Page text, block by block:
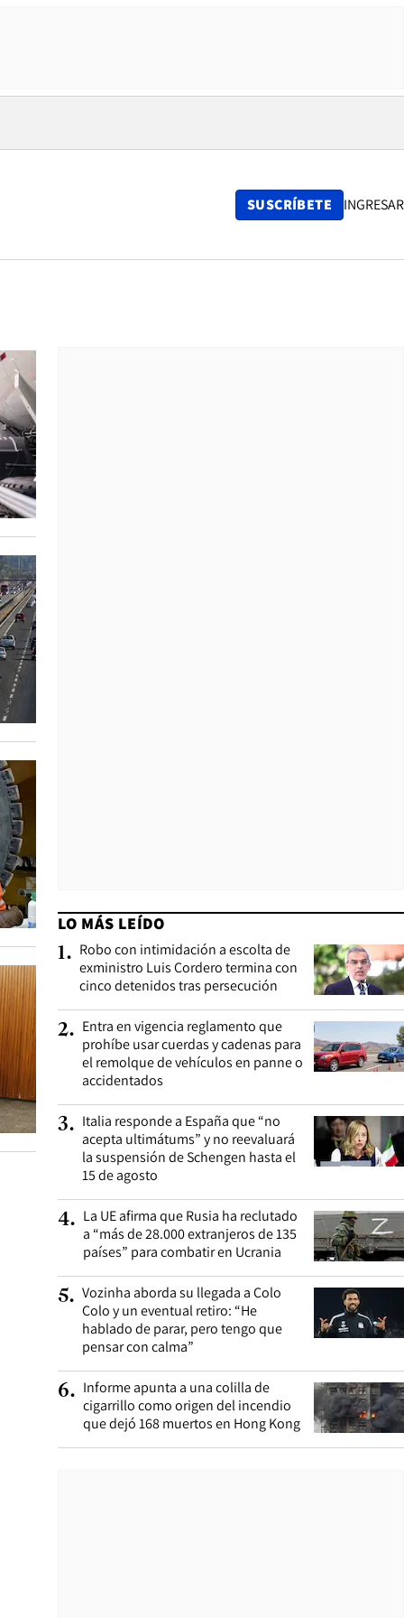
SUSCRÍBETE INGRESAR
LO MÁS LEÍDO
1. Robo con intimidación a escolta de
exministro Luis Cordero termina con
cinco detenidos tras persecución
2. Entra en vigencia reglamento que
prohíbe usar cuerdas y cadenas para
el remolque de vehículos en panne o
accidentados
3. Italia responde a España que “no
acepta ultimátums” y no reevaluará
la suspensión de Schengen hasta el
15 de agosto
4. La UE afirma que Rusia ha reclutado
a “más de 28.000 extranjeros de 135
países” para combatir en Ucrania
5. Vozinha aborda su llegada a Colo
Colo y un eventual retiro: “He
hablado de parar, pero tengo que
pensar con calma”
6. Informe apunta a una colilla de
cigarrillo como origen del incendio
que dejó 168 muertos en Hong Kong